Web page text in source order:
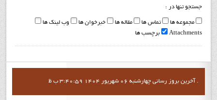
جستجو تنها در :
مجموعه ها تماس ها مقاله ها خبرخوان ها
وب لینک ها
Attachments
برچسب ها
آخرين بروز رساني چهارشنبه 06 شهریور 1404 3:40:59 ب ظ .